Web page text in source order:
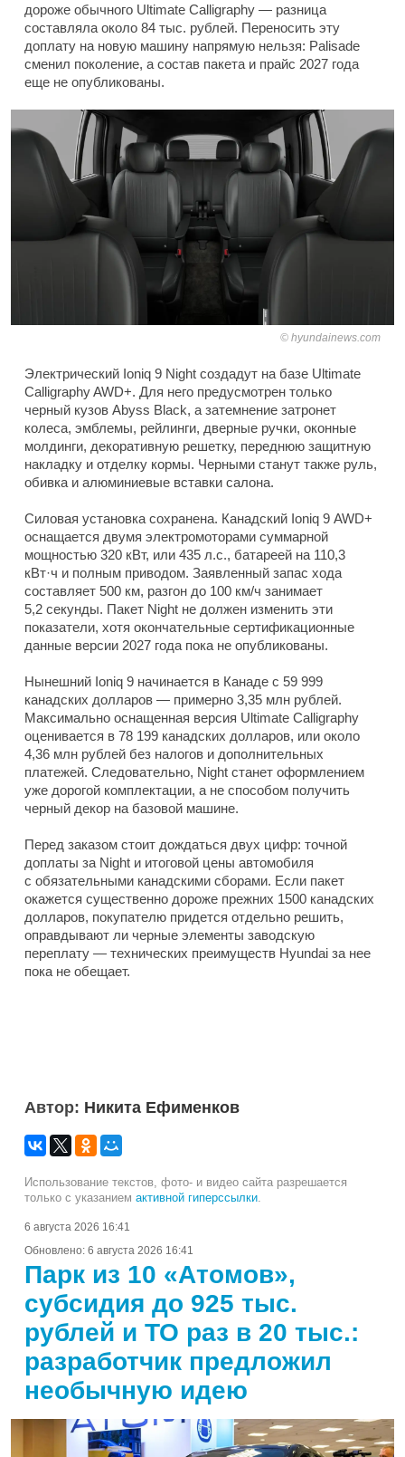
дороже обычного Ultimate Calligraphy — разница
составляла около 84 тыс. рублей. Переносить эту
доплату на новую машину напрямую нельзя: Palisade
сменил поколение, а состав пакета и прайс 2027 года
еще не опубликованы.
hyundainews.com
Электрический Ioniq 9 Night создадут на базе Ultimate
Calligraphy AWD+. Для него предусмотрен только
черный кузов Abyss Black, а затемнение затронет
колеса, эмблемы, рейлинги, дверные ручки, оконные
молдинги, декоративную решетку, переднюю защитную
накладку и отделку кормы. Черными станут также руль,
обивка и алюминиевые вставки салона.
Силовая установка сохранена. Канадский Ioniq 9 AWD+
оснащается двумя электромоторами суммарной
мощностью 320 кВт, или 435 л.с., батареей на 110,3
кВт·ч и полным приводом. Заявленный запас хода
составляет 500 км, разгон до 100 км/ч занимает
5,2 секунды. Пакет Night не должен изменить эти
показатели, хотя окончательные сертификационные
данные версии 2027 года пока не опубликованы.
Нынешний Ioniq 9 начинается в Канаде с 59 999
канадских долларов — примерно 3,35 млн рублей.
Максимально оснащенная версия Ultimate Calligraphy
оценивается в 78 199 канадских долларов, или около
4,36 млн рублей без налогов и дополнительных
платежей. Следовательно, Night станет оформлением
уже дорогой комплектации, а не способом получить
черный декор на базовой машине.
Перед заказом стоит дождаться двух цифр: точной
доплаты за Night и итоговой цены автомобиля
с обязательными канадскими сборами. Если пакет
окажется существенно дороже прежних 1500 канадских
долларов, покупателю придется отдельно решить,
оправдывают ли черные элементы заводскую
переплату — технических преимуществ Hyundai за нее
пока не обещает.
Автор: Никита Ефименков
Использование текстов, фото- и видео сайта разрешается
только с указанием активной гиперссылки.
6 августа 2026 16:41
Обновлено: 6 августа 2026 16:41
Парк из 10 «Атомов»,
субсидия до 925 тыс.
рублей и ТО раз в 20 тыс.:
разработчик предложил
необычную идею